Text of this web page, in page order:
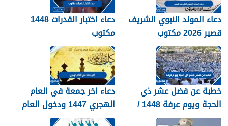
دعاء المولد النبوي الشريف
قصير 2026 مكتوب
دعاء اختبار القدرات 1448
مكتوب
خطبة عن فضل عشر ذي
الحجة ويوم عرفة 1448 /
2026
دعاء اخر جمعة في العام
الهجري 1447 ودخول العام
الجديد 1448